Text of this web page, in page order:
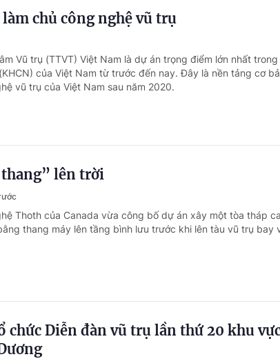
chủ công nghệ vũ trụ
Vũ trụ (TTVT) Việt Nam là dự án trọng điểm lớn nhất trong
của Việt Nam từ trước đến nay. Đây là nền tảng cơ
vũ trụ của Việt Nam sau năm 2020.
thang” lên trời
Thoth của Canada vừa công bố dự án xây một tòa tháp
thang máy lên tầng bình lưu trước khi lên tàu vũ trụ bay
chức Diễn đàn vũ trụ lần thứ 20 khu